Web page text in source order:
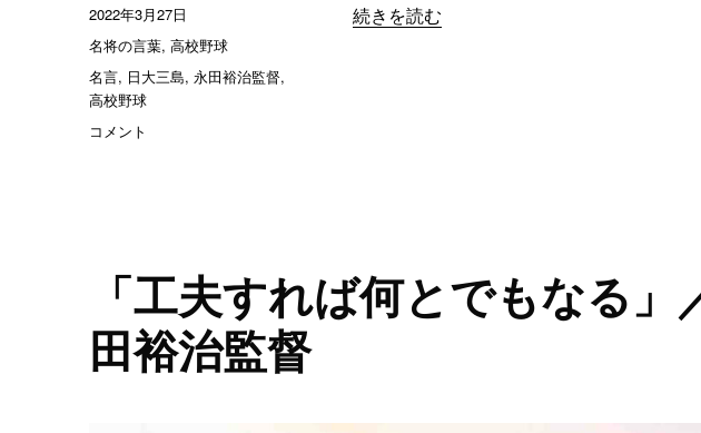
“「選手たちが最後まで食らいついて戦っ
続きを読む
投
稿
日:
2022年3月27日
カ
テ
ゴ
リ
ー
名将の言葉,高校野球
タ
グ
名言, 日大三島,永田裕治監督,
高校野球
「選
食
ら
コメント
「工夫すれば何とでもなる」
田裕治監督